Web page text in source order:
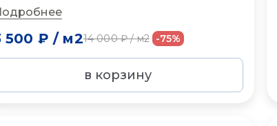
500 ₽ / м214 000 ₽/м2 -75%
в корзину